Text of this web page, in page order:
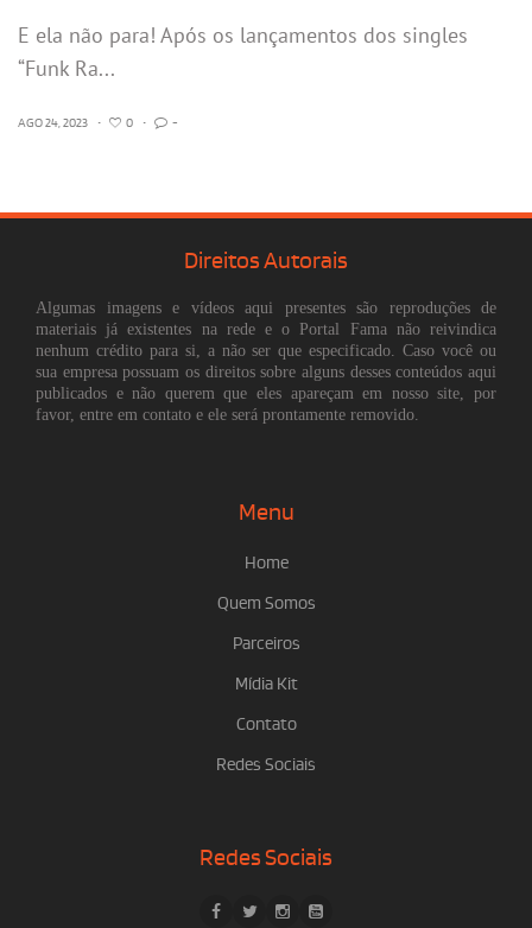
E ela não para! Após os lançamentos dos singles
“Funk Ra...
AGO 24, 2023 • 0 • -
Direitos Autorais
Algumas imagens e vídeos aqui presentes são reproduções de
materiais já existentes na rede e o Portal Fama não reivindica
nenhum crédito para si, a não ser que especificado. Caso você ou
sua empresa possuam os direitos sobre alguns desses conteúdos aqui
publicados e não querem que eles apareçam em nosso site, por
favor, entre em contato e ele será prontamente removido.
Menu
Home
Quem Somos
Parceiros
Mídia Kit
Contato
Redes Sociais
Redes Sociais